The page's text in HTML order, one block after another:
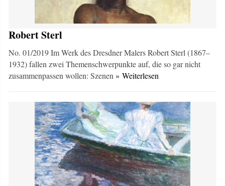
Robert Sterl
No. 01/2019 Im Werk des Dresdner Malers Robert Sterl (1867–
1932) fallen zwei Themenschwerpunkte auf, die so gar nicht
zusammenpassen wollen: Szenen» Weiterlesen